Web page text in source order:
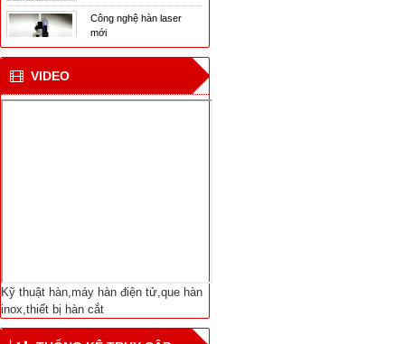
CN hàn mới cho tàu vận
VIDEO
Kỹ thuật hàn,máy hàn điện tử,que hàn
inox,thiết bị hàn cắt